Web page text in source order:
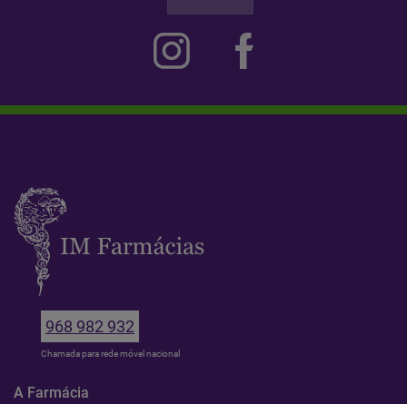
968 982 932
Chamada para rede móvel nacional
A Farmácia